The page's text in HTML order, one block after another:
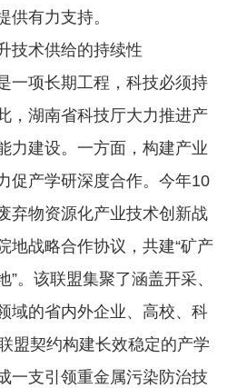
供有力支持。
术供给的持续性
项长期工程，科技必须持
，湖南省科技厅大力推进产
力建设。一方面，构建产业
促产学研深度合作。今年10
弃物资源化产业技术创新战
地战略合作协议，共建“矿产
”。该联盟集聚了涵盖开采、
域的省内外企业、高校、科
盟契约构建长效稳定的产学
一支引领重金属污染防治技